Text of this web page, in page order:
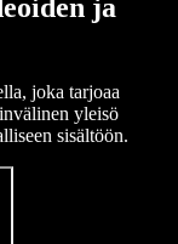
ja
joka tarjoaa
yleisö
sisältöön.